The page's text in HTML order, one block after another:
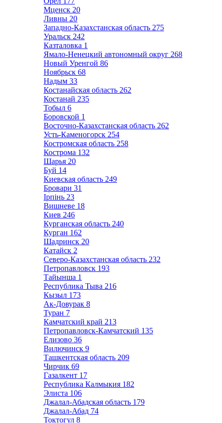
Мценск 20
Ливны 20
Западно-Казахстанская область 275
Уральск 242
Казталовка 1
Ямало-Ненецкий автономный округ 268
Новый Уренгой 86
Ноябрьск 68
Надым 33
Костанайская область 262
Костанай 235
Тобыл 6
Боровской 1
Восточно-Казахстанская область 262
Усть-Каменогорск 254
Костромская область 258
Кострома 132
Шарья 20
Буй 14
Киевская область 249
Бровари 31
Ірпінь 23
Вишневе 18
Киев 246
Курганская область 240
Курган 162
Шадринск 20
Катайск 2
Северо-Казахстанская область 232
Петропавловск 193
Тайынша 1
Республика Тыва 216
Кызыл 173
Ак-Довурак 8
Туран 7
Камчатский край 213
Петропавловск-Камчатский 135
Елизово 36
Вилючинск 9
Ташкентская область 209
Чирчик 69
Газалкент 17
Республика Калмыкия 182
Элиста 106
Джалал-Абадская область 179
Джалал-Абад 74
Токтогул 8